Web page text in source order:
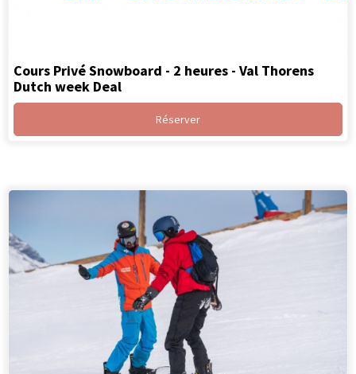
Cours Privé Snowboard - 2 heures - Val Thorens
Dutch week Deal
Réserver